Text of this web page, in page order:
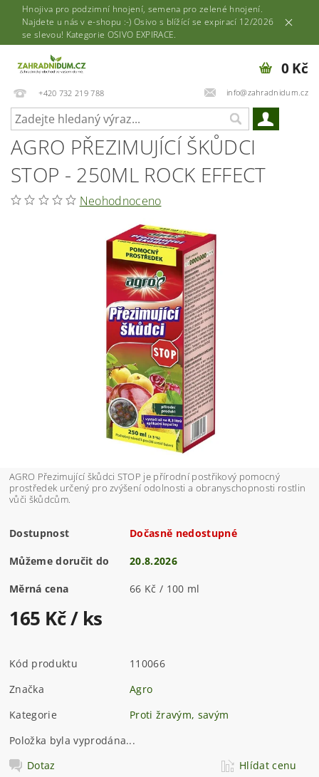
Hnojiva pro podzimní hnojení, semena pro zelené hnojení.
Najdete u nás v e-shopu :-) Osivo s blížící se expirací 12/2026
se slevou! Kategorie OSIVO EXPIRACE.
+420 732 219 788 info@zahradnidum.cz
0 Kč
AGRO PŘEZIMUJÍCÍ ŠKŮDCI
STOP - 250ML ROCK EFFECT
Neohodnoceno
AGRO Přezimující škůdci STOP je přírodní postřikový pomocný
prostředek určený pro zvýšení odolnosti a obranyschopnosti rostlin
vůči škůdcům.
Dostupnost Dočasně nedostupné
Můžeme doručit do 20.8.2026
Měrná cena 66 Kč / 100 ml
165 Kč/ ks
Kód produktu
110066
Značka
Agro
Kategorie
Proti žravým, savým
Položka byla vyprodána...
Dotaz
Hlídat cenu